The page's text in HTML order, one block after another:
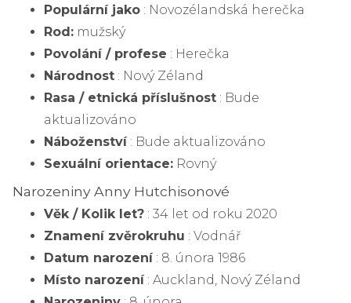
Populární jako : Novozélandská herečka
Rod: mužský
Povolání / profese : Herečka
Národnost : Nový Zéland
Rasa / etnická příslušnost : Bude
aktualizováno
Náboženství: Bude aktualizováno
Sexuální orientace: Rovný
Narozeniny Anny Hutchisonové
Věk / Kolik let? : 34 let od roku 2020
Znamení zvěrokruhu : Vodnář
Datum narození: 8. února 1986
Místo narození: Auckland, Nový Zéland